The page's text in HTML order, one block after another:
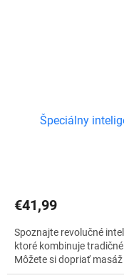
Špeciálny
€41,99
Spoznajte revolučné
ktoré kombinuje
Môžete si dopriať